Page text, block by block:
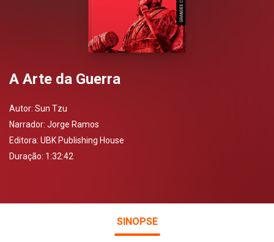
A Arte da Guerra
Autor: Sun Tzu
Narrador: Jorge Ramos
Editora: UBK Publishing House
Duração: 1:32:42
SINOPSE